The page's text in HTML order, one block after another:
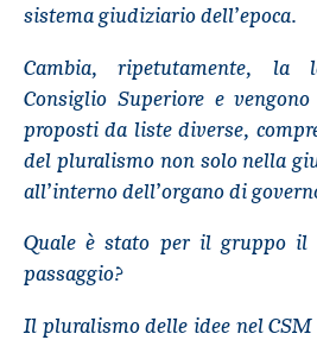
sistema giudiziario dell’epoca.
Cambia, ripetutamente, la
Consiglio Superiore e
proposti da liste diverse,
del pluralismo non solo nella
all’interno dell’organo di
Quale è stato per il gruppo il
passaggio?
Il pluralismo delle idee nel